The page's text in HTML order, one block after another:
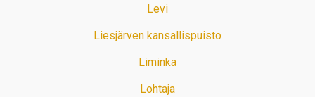
Levi
Liesjärven kansallispuisto
Liminka
Lohtaja